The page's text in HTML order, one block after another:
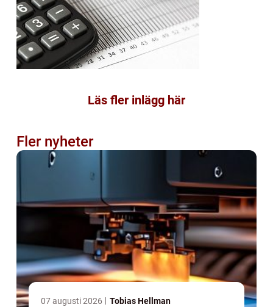
Läs fler inlägg här
Fler nyheter
07 augusti 2026 Tobias Hellman